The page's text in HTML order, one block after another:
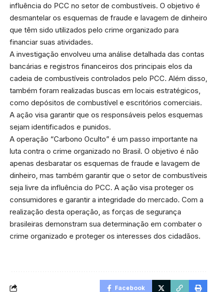
influência do PCC no setor de combustíveis. O objetivo é
desmantelar os esquemas de fraude e lavagem de dinheiro
que têm sido utilizados pelo crime organizado para
financiar suas atividades.
A investigação envolveu uma análise detalhada das contas
bancárias e registros financeiros dos principais elos da
cadeia de combustíveis controlados pelo PCC. Além disso,
também foram realizadas buscas em locais estratégicos,
como depósitos de combustível e escritórios comerciais.
A ação visa garantir que os responsáveis pelos esquemas
sejam identificados e punidos.
A operação “Carbono Oculto” é um passo importante na
luta contra o crime organizado no Brasil. O objetivo é não
apenas desbaratar os esquemas de fraude e lavagem de
dinheiro, mas também garantir que o setor de combustíveis
seja livre da influência do PCC. A ação visa proteger os
consumidores e garantir a integridade do mercado. Com a
realização desta operação, as forças de segurança
brasileiras demonstram sua determinação em combater o
crime organizado e proteger os interesses dos cidadãos.
Facebook